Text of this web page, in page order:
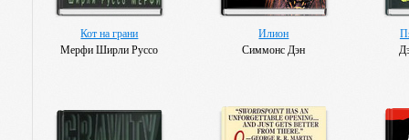
Кот на грани
Мерфи Ширли Руссо
Илион
Симмонс Дэн